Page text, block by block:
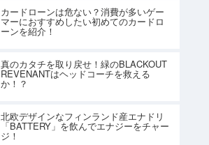
カードローンは危ない？消費が多いゲー
マーにおすすめしたい初めてのカードロ
ーンを紹介！
真のカタチを取り戻せ！緑のBLACKOUT
REVENANTはヘッドコーチを救える
か！？
北欧デザインなフィンランド産エナドリ
「BATTERY」を飲んでエナジーをチャー
ジ！